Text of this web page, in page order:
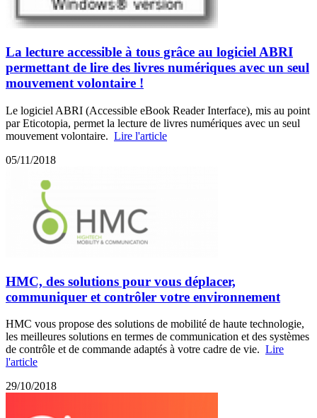
La lecture accessible à tous grâce au logiciel ABRI
permettant de lire des livres numériques avec un seul
mouvement volontaire !
Le logiciel ABRI (Accessible eBook Reader Interface), mis au point
par Eticotopia, permet la lecture de livres numériques avec un seul
mouvement volontaire. Lire l'article
05/11/2018
HMC, des solutions pour vous déplacer,
communiquer et contrôler votre environnement
HMC vous propose des solutions de mobilité de haute technologie,
les meilleures solutions en termes de communication et des systèmes
de contrôle et de commande adaptés à votre cadre de vie. Lire
l'article
29/10/2018